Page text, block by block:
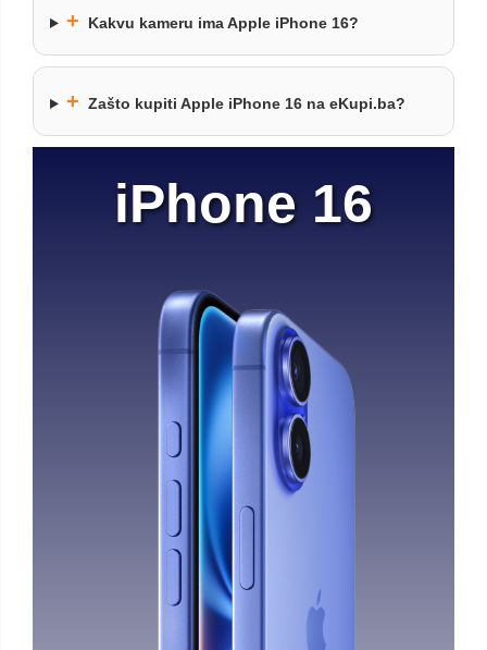
+ Kakvu kameru ima Apple iPhone 16?
+ Zašto kupiti Apple iPhone 16 na eKupi.ba?
iPhone 16